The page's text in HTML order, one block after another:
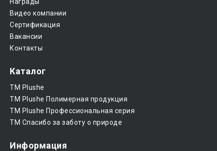
Видео компании
Сертификация
Вакансии
Контакты
Каталог
ТМ Plushe
ТМ Plushe Полимерная продукция
ТМ Plushe Профессиональная серия
ТМ Спасибо за заботу о природе
Информация